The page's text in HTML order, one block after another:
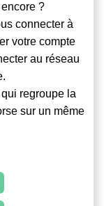
?
connecter à
votre compte
au réseau
regroupe la
sur un même